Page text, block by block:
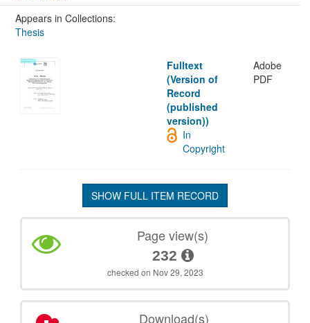
Appears in Collections:
Thesis
Fulltext
(Version of
Record
(published
version))
Adobe
PDF
In
Copyright
SHOW FULL ITEM RECORD
Page view(s)
232
checked on Nov 29, 2023
Download(s)